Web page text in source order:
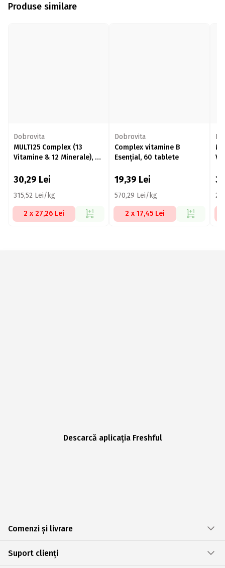
Produse similare
Dobrovita
MULTI25 Complex (13
Vitamine & 12 Minerale), 60
30,29 Lei
315,52 Lei/kg
2 x 27,26 Lei
Dobrovita
Complex vitamine B
Esențial, 60 tablete
19,39 Lei
570,29 Lei/kg
2 x 17,45 Lei
Descarcă aplicația Freshful
Comenzi și livrare
Suport clienți